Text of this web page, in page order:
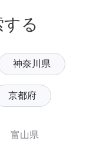
る
神奈川県
京都府
富山県